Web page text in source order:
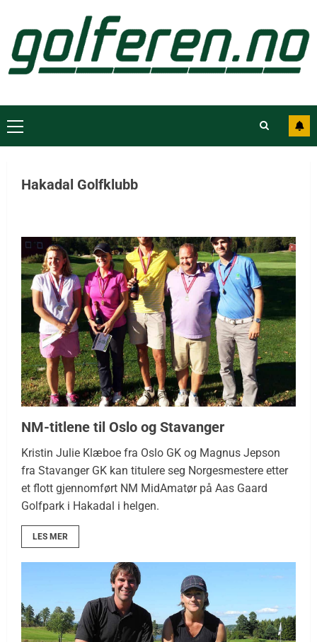
Hakadal Golfklubb
Dette er vinnerne av NM Mid-amatør i
Hakadal
NM-titlene til Oslo og Stavanger
Kristin Julie Klæboe fra Oslo GK og Magnus Jepson
fra Stavanger GK kan titulere seg Norgesmestere etter
et flott gjennomført NM MidAmatør på Aas Gaard
Golfpark i Hakadal i helgen.
LES MER